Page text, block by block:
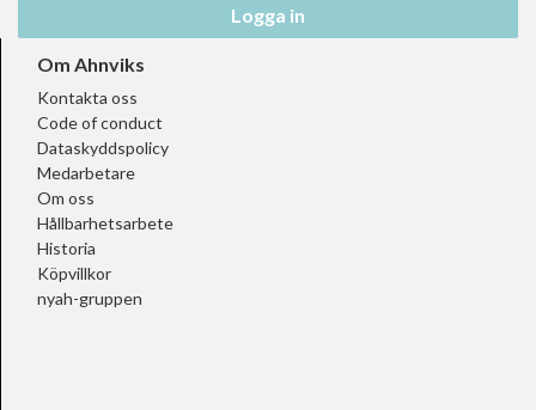
Logga in
Om Ahnviks
Kontakta oss
Code of conduct
Dataskyddspolicy
Medarbetare
Om oss
Hållbarhetsarbete
Historia
Köpvillkor
nyah-gruppen